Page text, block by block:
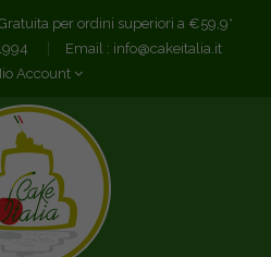
per ordini superiori a €59,9*
Email : info@cakeitalia.it
Account